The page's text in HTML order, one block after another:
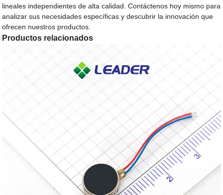
lineales independientes de alta calidad. Contáctenos hoy mismo para
analizar sus necesidades específicas y descubrir la innovación que
ofrecen nuestros productos.
Productos relacionados